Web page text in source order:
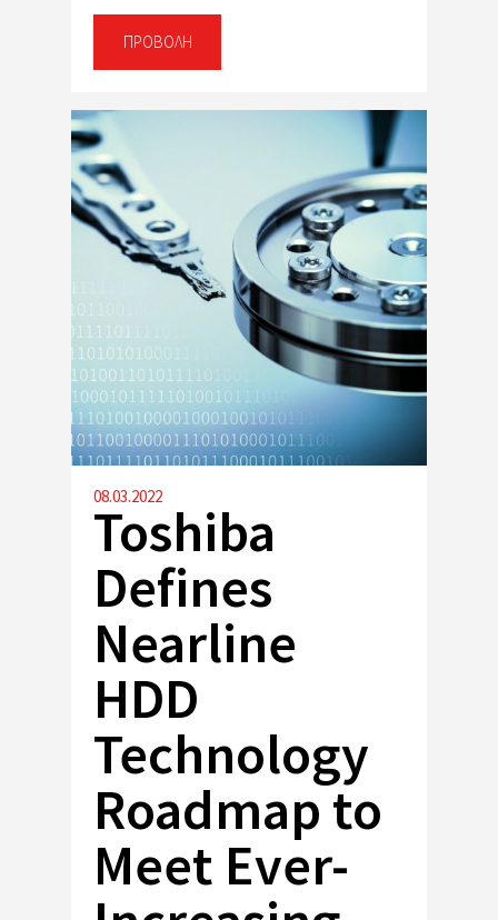
ΠΡΟΒΟΛΉ
08.03.2022
Toshiba
Defines
Nearline
HDD
Technology
Roadmap to
Meet Ever-